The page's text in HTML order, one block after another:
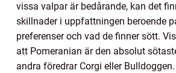
vissa valpar är bedårande, kan det
skillnader i uppfattningen beroende
preferenser och vad de finner sött.
att Pomeranian är den absolut
andra föredrar Corgi eller